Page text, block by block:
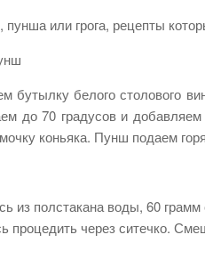
пунша или грога, рецепты
бутылку белого столового
до 70 градусов и
коньяка. Пунш подаем
из полстакана воды, 60
процедить через ситечко.